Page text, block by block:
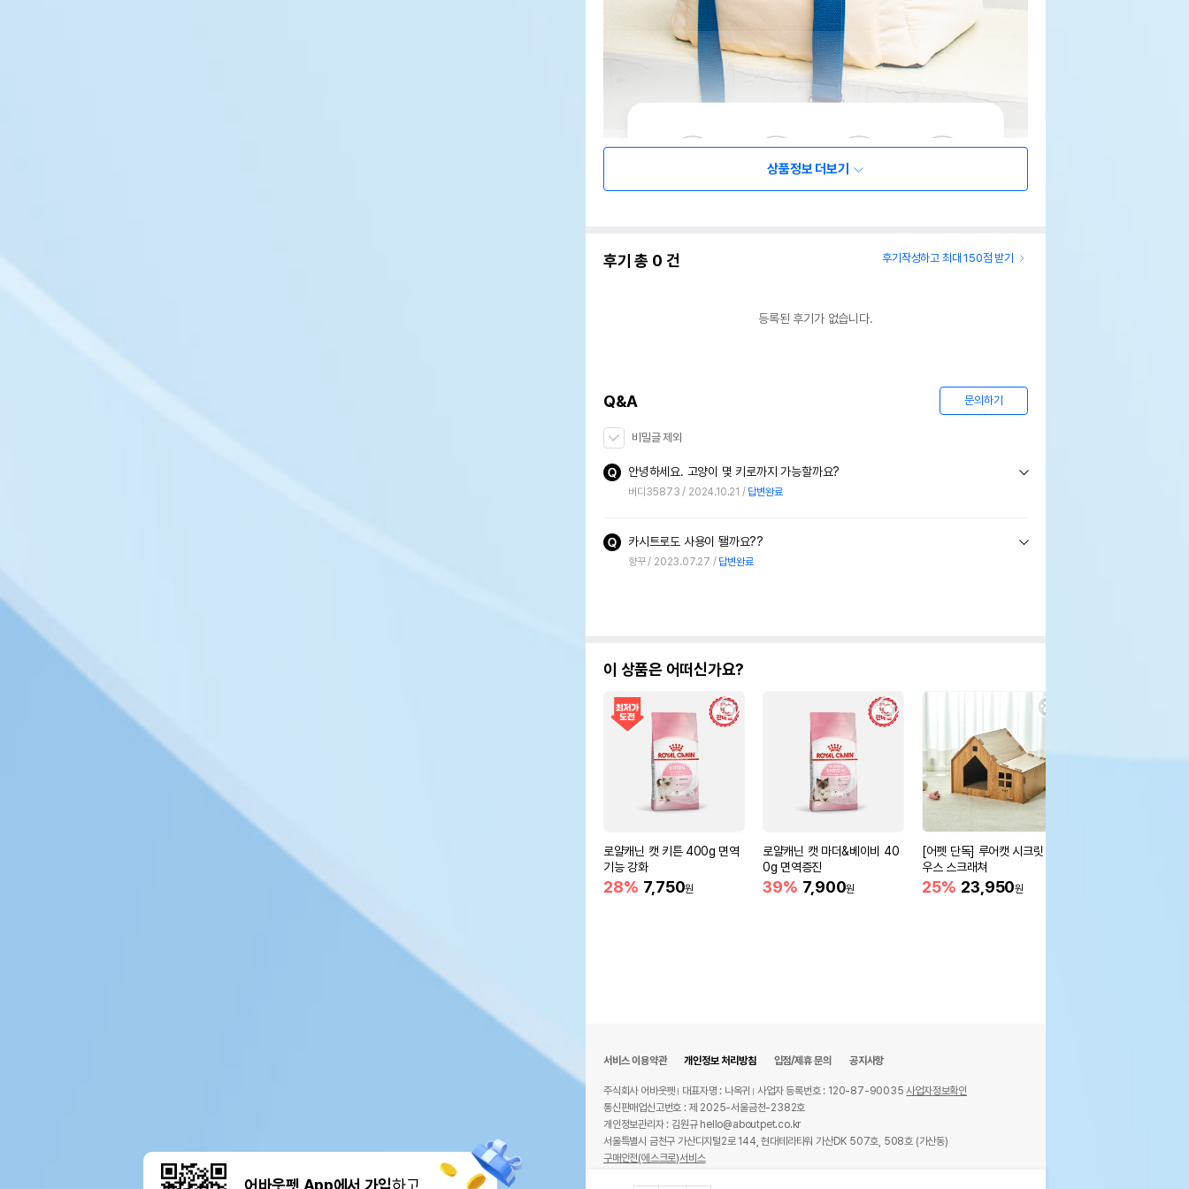
어바웃펫 App에서 가입하고
상품정보 더보기
후기 총 0 건 후기작성하고 최대 150점 받기
등록된 후기가 없습니다.
Q&A 문의하기
비밀글 제외
안녕하세요. 고양이 몇 키로까지 가능할까요?
버디35873 2024.10.21 답변완료
카시트로도 사용이 됄까요??
향꾸 2023.07.27 답변완료
이 상품은 어떠신가요?
로얄캐닌 캣 키튼 400g 면역
기능 강화
28% 7,750원
로얄캐닌 캣 마더&베이비 40
0g 면역증진
39% 7,900원
[어펫 단독] 루어캣 시크릿 하
우스 스크래쳐
25% 23,950원
서비스 이용약관 개인정보 처리방침 입점/제휴 문의 공지사항
주식회사 어바웃펫 대표자명 : 나옥귀 사업자 등록번호 : 120-87-90035사업자정보확인
통신판매업신고번호 : 제 2025-서울금천-2382호
개인정보관리자 : 김원규 hello@aboutpet.co.kr
서울특별시 금천구 가산디지털2로 144, 현대테라타워 가산DK 507호, 508호 (가산동)
구매안전(에스크로)서비스